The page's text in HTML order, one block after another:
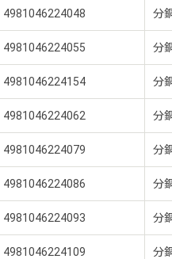
4981046224048 分
4981046224055 分
4981046224154 分
4981046224062 分
4981046224079 分
4981046224086 分
4981046224093 分
4981046224109 分